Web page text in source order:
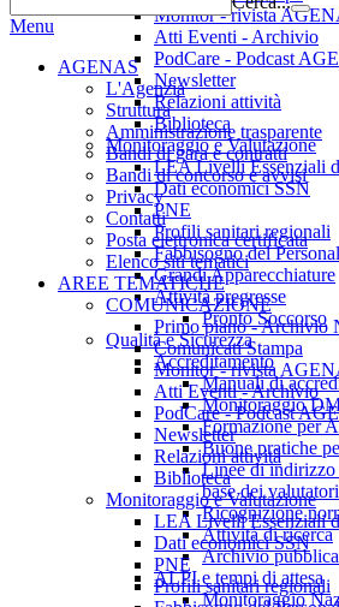
Menu
AGENAS
L'Agenzia
Struttura
Amministrazione trasparente
Bandi di gara e contratti
Bandi di concorso e avvisi
Privacy
Contatti
Posta elettronica certificata
Elenco siti tematici
AREE TEMATICHE
COMUNICAZIONE
Primo piano - Archivio
Comunicati Stampa
Monitor - rivista
Atti Eventi - Archivio
PodCare - Podcast
Newsletter
Relazioni attività
Biblioteca
Monitoraggio e Valutazione
LEA Livelli Essenziali
Dati economici SSN
PNE
Profili sanitari regionali
Monitor - rivista
Atti Eventi - Archivio
PodCare - Podcast
Newsletter
Relazioni attività
Biblioteca
Monitoraggio e Valutazione
LEA Livelli Essenziali
Dati economici SSN
PNE
Profili sanitari regionali
Fabbisogno del
Grandi Apparecchiature
Attività pregresse
Pronto Soccorso
Qualità e Sicurezza
Accreditamento
Manuali di
Monitoraggio
Formazione per
Buone pratiche
Linee di indirizzo
base dei
Ricognizione
Attività di ricerca
Archivio
ALPI e tempi di attesa
Monitoraggio